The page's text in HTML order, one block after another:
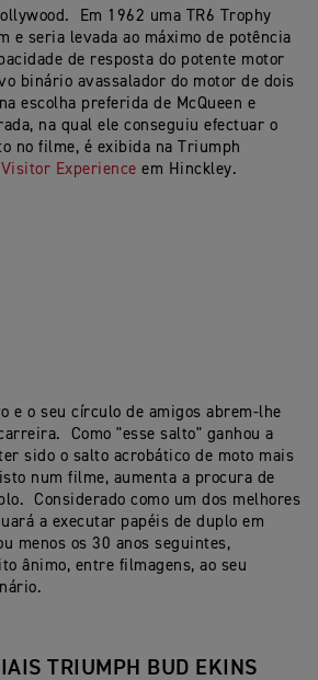
Em 1962 uma TR6 Trophy
e seria levada ao máximo de potência
de resposta do potente motor
binário avassalador do motor de dois
escolha preferida de McQueen e
na qual ele conseguiu efectuar o
no filme, é exibida na Triumph
Visitor Experience em Hinckley.
e o seu círculo de amigos abrem-lhe
Como "esse salto" ganhou a
sido o salto acrobático de moto mais
num filme, aumenta a procura de
Considerado como um dos melhores
a executar papéis de duplo em
menos os 30 anos seguintes,
ânimo, entre filmagens, ao seu
TRIUMPH BUD EKINS